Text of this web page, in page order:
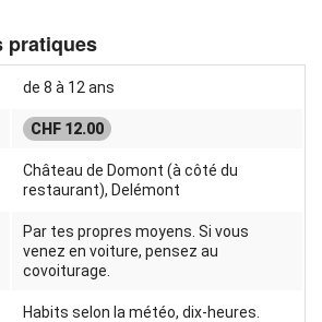
pratiques
de 8 à 12 ans
CHF 12.00
Château de Domont (à côté du
restaurant), Delémont
Par tes propres moyens. Si vous
venez en voiture, pensez au
covoiturage.
Habits selon la météo, dix-heures.